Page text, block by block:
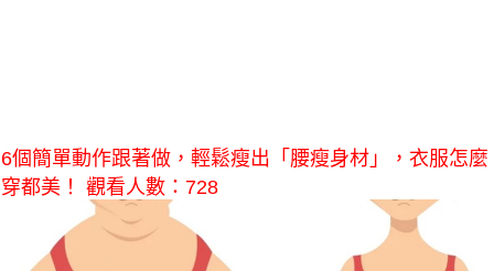
6個簡單動作跟著做，輕鬆瘦出「腰瘦身材」，衣服怎麼
穿都美！ 觀看人數：728